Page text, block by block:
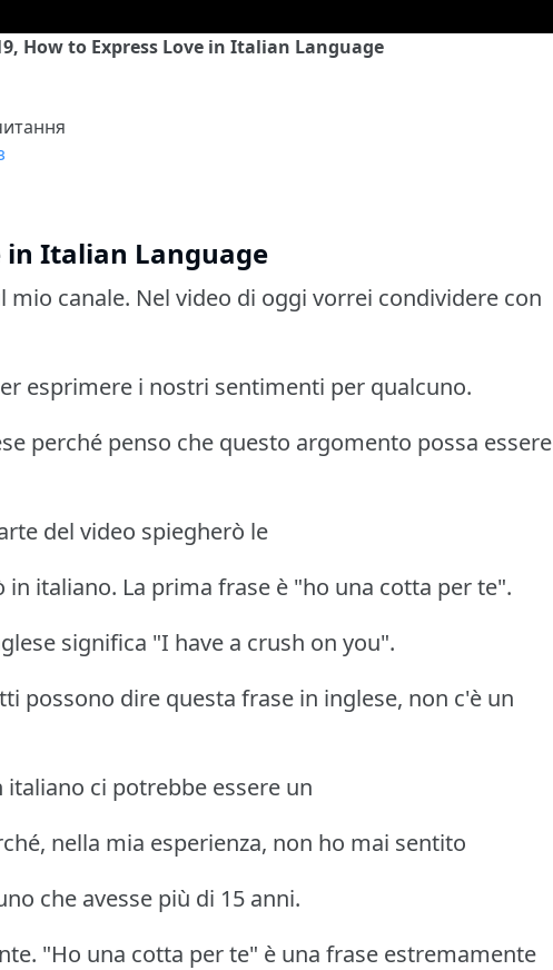
How to Express Love in Italian Language
in Italian Language
canale. Nel video di oggi vorrei condividere con
esprimere i nostri sentimenti per qualcuno.
perché penso che questo argomento possa essere
del video spiegherò le
italiano. La prima frase è "ho una cotta per te".
significa "I have a crush on you".
possono dire questa frase in inglese, non c'è un
ci potrebbe essere un
nella mia esperienza, non ho mai sentito
che avesse più di 15 anni.
"Ho una cotta per te" è una frase estremamente